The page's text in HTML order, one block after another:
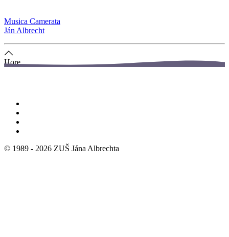
Musica Camerata
Ján Albrecht
Hore
© 1989 - 2026 ZUŠ Jána Albrechta